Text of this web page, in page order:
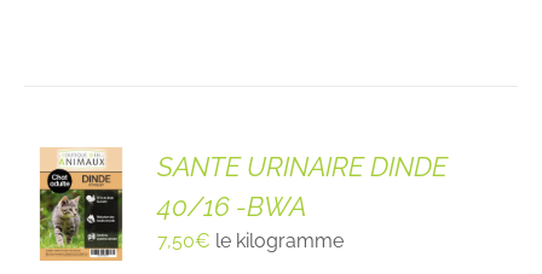
SANTE URINAIRE DINDE
40/16 -BWA
7,50€ le kilogramme